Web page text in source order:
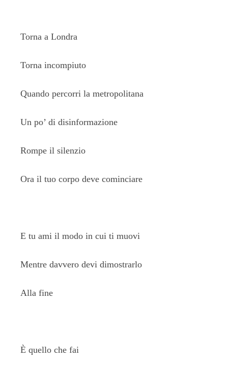
Torna a Londra
Torna incompiuto
Quando percorri la metropolitana
Un po’ di disinformazione
Rompe il silenzio
Ora il tuo corpo deve cominciare
E tu ami il modo in cui ti muovi
Mentre davvero devi dimostrarlo
Alla fine
È quello che fai